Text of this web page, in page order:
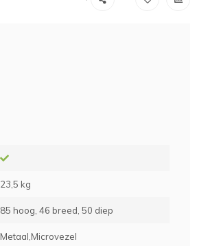
23,5 kg
85 hoog, 46 breed, 50 diep
Metaal,Microvezel